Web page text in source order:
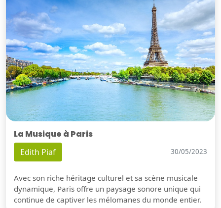
La Musique à Paris
Edith Piaf 30/05/2023
Avec son riche héritage culturel et sa scène musicale
dynamique, Paris offre un paysage sonore unique qui
continue de captiver les mélomanes du monde entier.